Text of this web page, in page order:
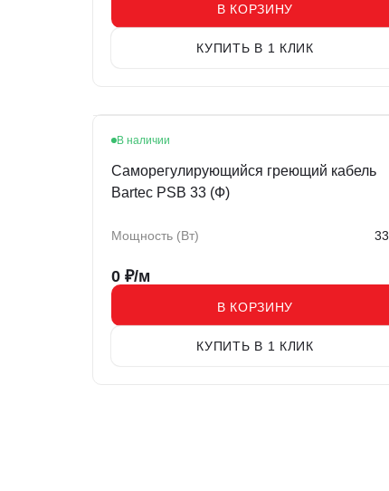
В КОРЗИНУ
КУПИТЬ В 1 КЛИК
В наличии
Саморегулирующийся греющий кабель
Bartec PSB 33 (Ф)
Мощность (Вт) 33
0 ₽/м
В КОРЗИНУ
КУПИТЬ В 1 КЛИК